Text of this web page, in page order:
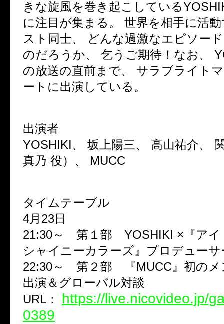
きな旋風を巻き起こしている
に注目が集まる。 世界を相手に活
スト同士、 どんな過激なエピソー
のだろうか、 乞うご期待！なお、
の放送の直前まで、 サラブライト
ートに出演している。
出演者
YOSHIKI、 坂上陽三、 高山祐介、
真乃 役）、 MUCC
タイムテーブル
4月23日
21:30～ 第１部 YOSHIKI ×『アイ
シャイニーカラーズ』プロデューサ
22:30～ 第２部 『MUCC』初のメ
出演＆グローバル対談
URL：
https://live.nicovideo.jp/
0389